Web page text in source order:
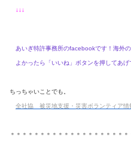
↓↓↓
あいぎ特許事務所のfacebookです！海外の
よかったら「いいね」ボタンを押してあげ
ちっちゃいことでも。
全社協 被災地支援・災害ボランティア情
＊＊＊＊＊＊＊＊＊＊＊＊＊＊＊＊＊＊＊